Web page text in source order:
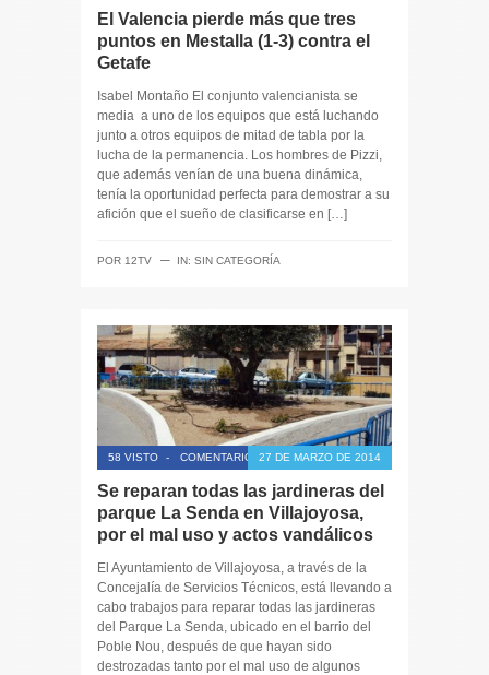
El Valencia pierde más que tres
puntos en Mestalla (1-3) contra el
Getafe
Isabel Montaño El conjunto valencianista se
media a uno de los equipos que está luchando
junto a otros equipos de mitad de tabla por la
lucha de la permanencia. Los hombres de Pizzi,
que además venían de una buena dinámica,
tenía la oportunidad perfecta para demostrar a su
afición que el sueño de clasificarse en […]
POR 12TV ─ IN: SIN CATEGORÍA
58 VISTO - COMENTARIOS CERRADOS
27 DE MARZO DE 2014
Se reparan todas las jardineras del
parque La Senda en Villajoyosa,
por el mal uso y actos vandálicos
El Ayuntamiento de Villajoyosa, a través de la
Concejalía de Servicios Técnicos, está llevando a
cabo trabajos para reparar todas las jardineras
del Parque La Senda, ubicado en el barrio del
Poble Nou, después de que hayan sido
destrozadas tanto por el mal uso de algunos